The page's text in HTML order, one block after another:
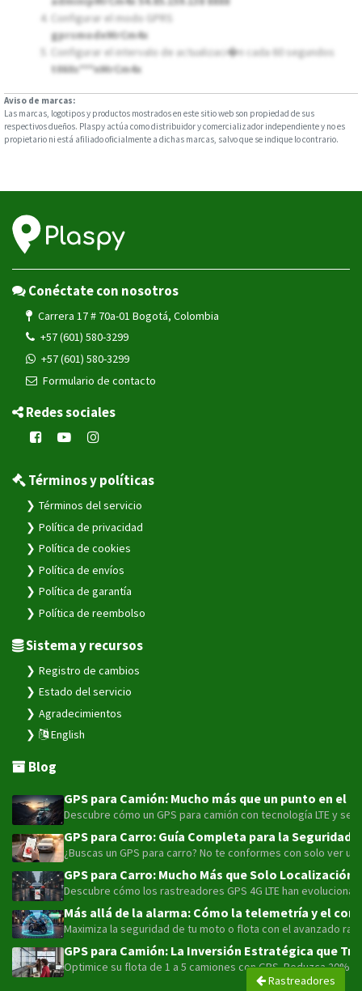
Configurar el modo GPRS
gprsmodeMrCm4x
Configurar el intervalo de actualizaci�n cada 60 segundos
t060s***nMrCm4x
Aviso de marcas:
Las marcas, logotipos y productos mostrados en este sitio web son propiedad de sus
respectivos dueños. Plaspy actúa como distribuidor y comercializador independiente y no es
propietario ni está afiliado oficialmente a dichas marcas, salvo que se indique lo contrario.
Rastreadores
Conéctate con nosotros
Carrera 17 # 70a-01 Bogotá, Colombia
+57 (601) 580-3299
+57 (601) 580-3299
Formulario de contacto
Redes sociales
Términos y políticas
Términos del servicio
Política de privacidad
Política de cookies
Política de envíos
Política de garantía
Política de reembolso
Sistema y recursos
Registro de cambios
Estado del servicio
Agradecimientos
English
Blog
GPS para Camión: Mucho más que un punto en
Descubre cómo un GPS para camión con tecnología LTE y
GPS para Carro: Guía Completa para la
¿Buscas un GPS para carro? No te conformes con solo ver
GPS para Carro: Mucho Más que Solo Localización
Descubre cómo los rastreadores GPS 4G LTE han
Más allá de la alarma: Cómo la telemetría y el
Maximiza la seguridad de tu moto o flota con el avanzado
GPS para Camión: La Inversión Estratégica que
Optimice su flota de 1 a 5 camiones con GPS. Reduzca